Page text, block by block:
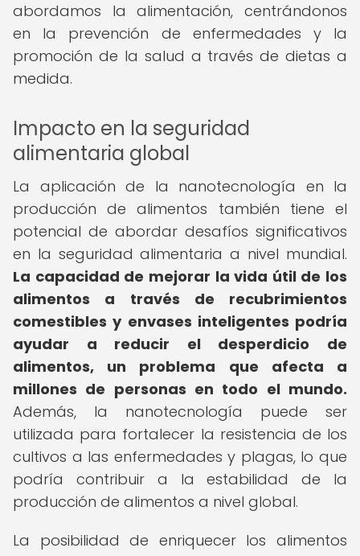
abordamos la alimentación, centrándonos
en la prevención de enfermedades y la
promoción de la salud a través de dietas a
medida.
Impacto en la seguridad
alimentaria global
La aplicación de la nanotecnología en la
producción de alimentos también tiene el
potencial de abordar desafíos significativos
en la seguridad alimentaria a nivel mundial.
La capacidad de mejorar la vida útil de los
alimentos a través de recubrimientos
comestibles y envases inteligentes podría
ayudar a reducir el desperdicio de
alimentos, un problema que afecta a
millones de personas en todo el mundo.
Además, la nanotecnología puede ser
utilizada para fortalecer la resistencia de los
cultivos a las enfermedades y plagas, lo que
podría contribuir a la estabilidad de la
producción de alimentos a nivel global.
La posibilidad de enriquecer los alimentos